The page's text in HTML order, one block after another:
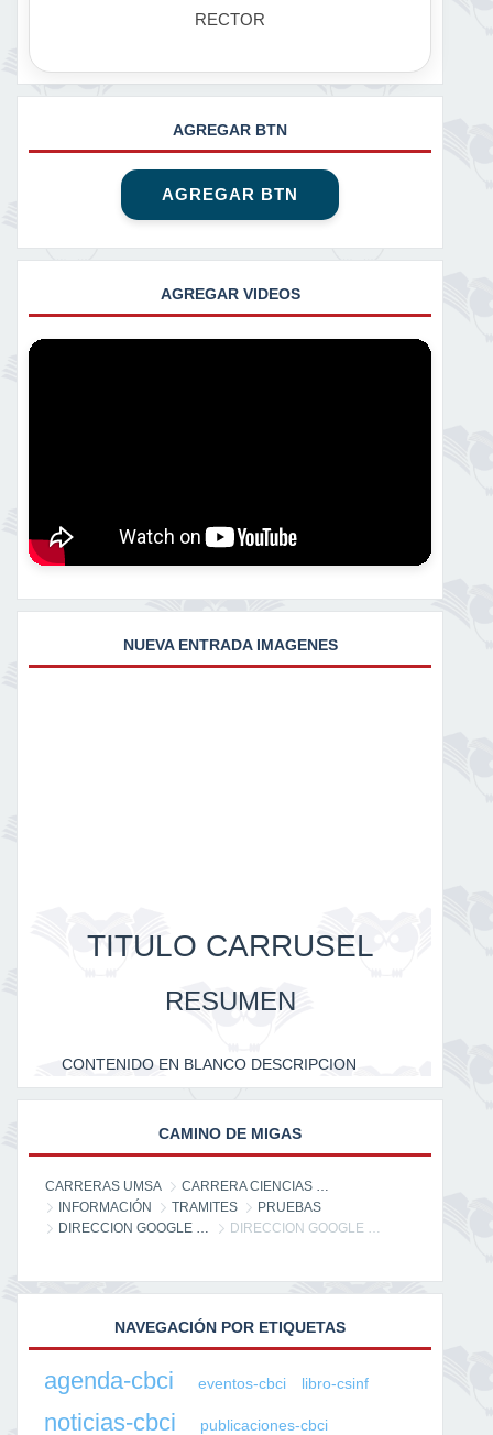
RECTOR
AGREGAR BTN
AGREGAR BTN
AGREGAR VIDEOS
NUEVA ENTRADA IMAGENES
TITULO CARRUSEL
RESUMEN
CONTENIDO EN BLANCO DESCRIPCION
CAMINO DE MIGAS
CARRERAS UMSA
CARRERA CIENCIAS DE LA INFORMACIÓN
INFORMACIÓN
TRAMITES
PRUEBAS
DIRECCION GOOGLE MAPS
DIRECCION GOOGLE MAPS
NAVEGACIÓN POR ETIQUETAS
agenda-cbci eventos-cbci libro-csinf
noticias-cbci publicaciones-cbci